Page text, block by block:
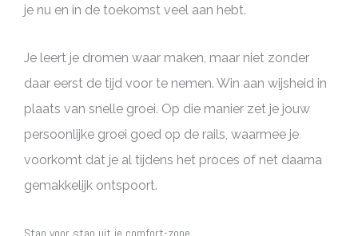
je nu en in de toekomst veel aan hebt.
Je leert je dromen waar maken, maar niet zonder
daar eerst de tijd voor te nemen. Win aan wijsheid in
plaats van snelle groei. Op die manier zet je jouw
persoonlijke groei goed op de rails, waarmee je
voorkomt dat je al tijdens het proces of net daarna
gemakkelijk ontspoort.